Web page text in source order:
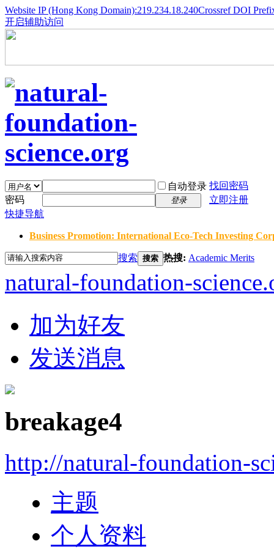
Website IP (Hong Kong Domain):219.234.18.240Crossref DOI
开启辅助访问
自动登录 找回密码
密码
登录
立即注册
快捷导航
Business Promotion: International Eco-Tech Investing
搜索 搜索 热搜: Academic Merits
natural-foundation-
加为好友
发送消息
breakage4
http://natural-foundation-
主题
个人资料